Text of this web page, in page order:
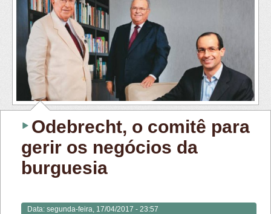
Odebrecht, o comitê para
gerir os negócios da
burguesia
Data: segunda-feira, 17/04/2017 - 23:57